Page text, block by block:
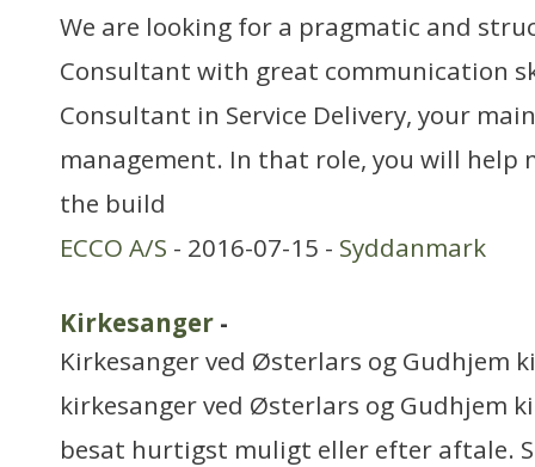
We are looking for a pragmatic and
Consultant with great communication
Consultant in Service Delivery, your
management. In that role, you will help
the build
ECCO A/S - 2016-07-15 - Syddanmark
Kirkesanger -
Kirkesanger ved Østerlars og Gudhjem
kirkesanger ved Østerlars og Gudhjem
besat hurtigst muligt eller efter aftale.